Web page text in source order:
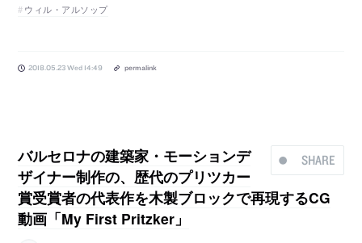
ウィル・アルソップ
2018.05.23 Wed 14:49 permalink
SHARE
バルセロナの建築家・モーションデ
ザイナー制作の、歴代のプリツカー
賞受賞者の代表作を木製ブロックで再現するCG
動画「My First Pritzker」